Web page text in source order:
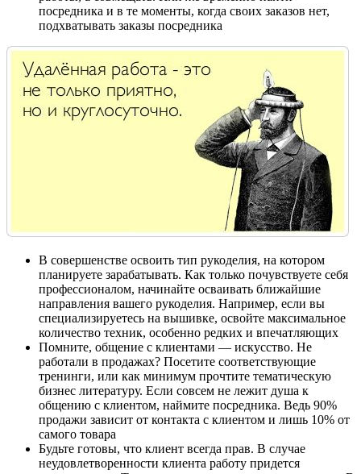
посредника и в те моменты, когда своих заказов нет,
подхватывать заказы посредника
В совершенстве освоить тип рукоделия, на котором
планируете зарабатывать. Как только почувствуете себя
профессионалом, начинайте осваивать ближайшие
направления вашего рукоделия. Например, если вы
специализируетесь на вышивке, освойте максимальное
количество техник, особенно редких и впечатляющих
Помните, общение с клиентами — искусство. Не
работали в продажах? Посетите соответствующие
тренинги, или как минимум прочтите тематическую
бизнес литературу. Если совсем не лежит душа к
общению с клиентом, наймите посредника. Ведь 90%
продажи зависит от контакта с клиентом и лишь 10% от
самого товара
Будьте готовы, что клиент всегда прав. В случае
неудовлетворенности клиента работу придется